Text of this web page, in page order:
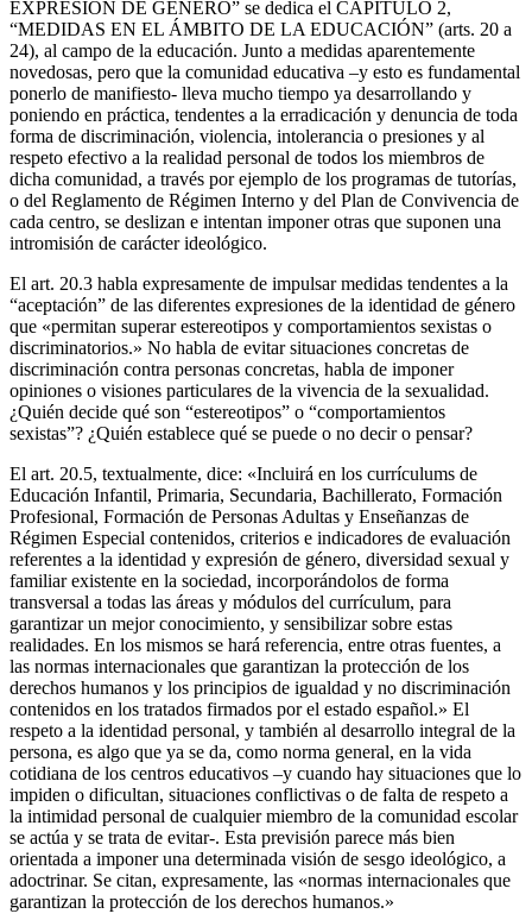
EXPRESIÓN DE GÉNERO” se dedica el CAPÍTULO 2,
“MEDIDAS EN EL ÁMBITO DE LA EDUCACIÓN” (arts. 20 a
24), al campo de la educación. Junto a medidas aparentemente
novedosas, pero que la comunidad educativa –y esto es fundamental
ponerlo de manifiesto- lleva mucho tiempo ya desarrollando y
poniendo en práctica, tendentes a la erradicación y denuncia de toda
forma de discriminación, violencia, intolerancia o presiones y al
respeto efectivo a la realidad personal de todos los miembros de
dicha comunidad, a través por ejemplo de los programas de tutorías,
o del Reglamento de Régimen Interno y del Plan de Convivencia de
cada centro, se deslizan e intentan imponer otras que suponen una
intromisión de carácter ideológico.
El art. 20.3 habla expresamente de impulsar medidas tendentes a la
“aceptación” de las diferentes expresiones de la identidad de género
que «permitan superar estereotipos y comportamientos sexistas o
discriminatorios.» No habla de evitar situaciones concretas de
discriminación contra personas concretas, habla de imponer
opiniones o visiones particulares de la vivencia de la sexualidad.
¿Quién decide qué son “estereotipos” o “comportamientos
sexistas”? ¿Quién establece qué se puede o no decir o pensar?
El art. 20.5, textualmente, dice: «Incluirá en los currículums de
Educación Infantil, Primaria, Secundaria, Bachillerato, Formación
Profesional, Formación de Personas Adultas y Enseñanzas de
Régimen Especial contenidos, criterios e indicadores de evaluación
referentes a la identidad y expresión de género, diversidad sexual y
familiar existente en la sociedad, incorporándolos de forma
transversal a todas las áreas y módulos del currículum, para
garantizar un mejor conocimiento, y sensibilizar sobre estas
realidades. En los mismos se hará referencia, entre otras fuentes, a
las normas internacionales que garantizan la protección de los
derechos humanos y los principios de igualdad y no discriminación
contenidos en los tratados firmados por el estado español.» El
respeto a la identidad personal, y también al desarrollo integral de la
persona, es algo que ya se da, como norma general, en la vida
cotidiana de los centros educativos –y cuando hay situaciones que lo
impiden o dificultan, situaciones conflictivas o de falta de respeto a
la intimidad personal de cualquier miembro de la comunidad escolar
se actúa y se trata de evitar-. Esta previsión parece más bien
orientada a imponer una determinada visión de sesgo ideológico, a
adoctrinar. Se citan, expresamente, las «normas internacionales que
garantizan la protección de los derechos humanos.»